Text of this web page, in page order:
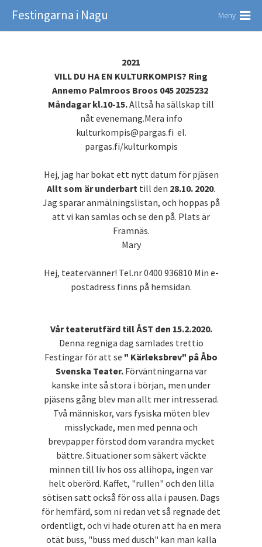
Festingarna i Nagu Meny
2021
VILL DU HA EN KULTURKOMPIS? Ring
Annemo Palmroos Broos 045 2025232
Måndagar kl.10-15.Alltså ha sällskap till
nåt evenemang.Mera info
kulturkompis@pargas.fi el.
pargas.fi/kulturkompis
Hej, jag har bokat ett nytt datum för pjäsen
Allt som är underbart till den 28.10. 2020.
Jag sparar anmälningslistan, och hoppas på
att vi kan samlas och se den på. Plats är
Framnäs.
Mary
Hej, teatervänner! Tel.nr 0400 936810 Min e-
postadress finns på hemsidan.
Vår teaterutfärd till ÅST den 15.2.2020.
Denna regniga dag samlades trettio
Festingar för att se " Kärleksbrev" på Åbo
Svenska Teater.Förväntningarna var
kanske inte så stora i början, men under
pjäsens gång blev man allt mer intresserad.
Två människor, vars fysiska möten blev
misslyckade, men med penna och
brevpapper förstod dom varandra mycket
bättre. Situationer som säkert väckte
minnen till liv hos oss allihopa, ingen var
helt oberörd. Kaffet, "rullen" och den lilla
sötisen satt också för oss alla i pausen. Dags
för hemfärd, som ni redan vet så regnade det
ordentligt, och vi hade oturen att ha en mera
otät buss, "buss med dusch" kan man kalla